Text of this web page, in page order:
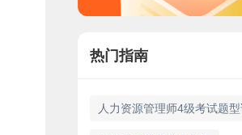
热门指南
人力资源管理师4级考试题